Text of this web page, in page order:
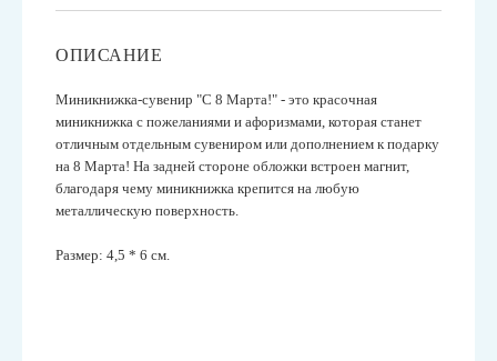
ОПИСАНИЕ
Миникнижка-сувенир "С 8 Марта!" - это красочная
миникнижка с пожеланиями и афоризмами, которая станет
отличным отдельным сувениром или дополнением к подарку
на 8 Марта! На задней стороне обложки встроен магнит,
благодаря чему миникнижка крепится на любую
металлическую поверхность.
Размер: 4,5 * 6 см.